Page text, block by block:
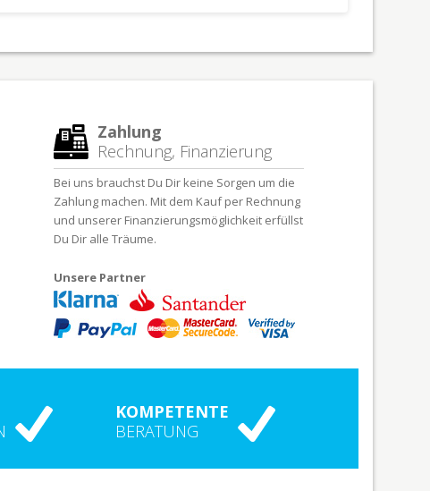
Zahlung
Rechnung, Finanzierung
Bei uns brauchst Du Dir keine Sorgen um die
Zahlung machen. Mit dem Kauf per Rechnung
und unserer Finanzierungsmöglichkeit erfüllst
Du Dir alle Träume.
Unsere Partner
KOMPETENTE
BERATUNG